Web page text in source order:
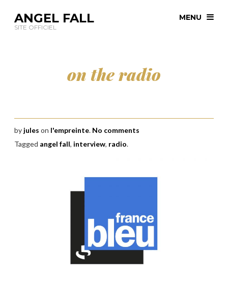
ANGEL FALL
SITE OFFICIEL
MENU
on the radio
by jules on l'empreinte. No comments
Tagged angel fall, interview, radio.